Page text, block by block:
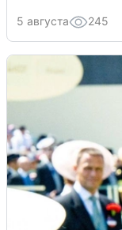
5 августа 245